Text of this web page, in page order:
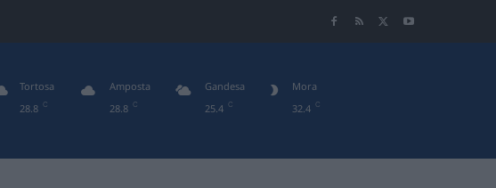
28.8 C
Tortosa
28.8 C
Amposta
25.4 C
Gandesa
32.4 C
Mora